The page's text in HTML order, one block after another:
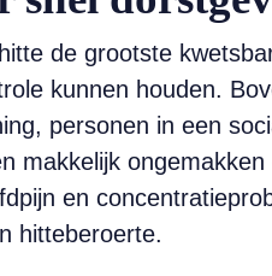
de grootste
kunnen houden.
personen in een
makkelijk
en
hitteberoerte.